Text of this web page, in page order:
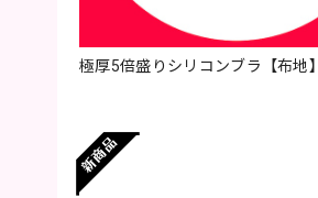
極厚5倍盛りシリコンブラ【布地】